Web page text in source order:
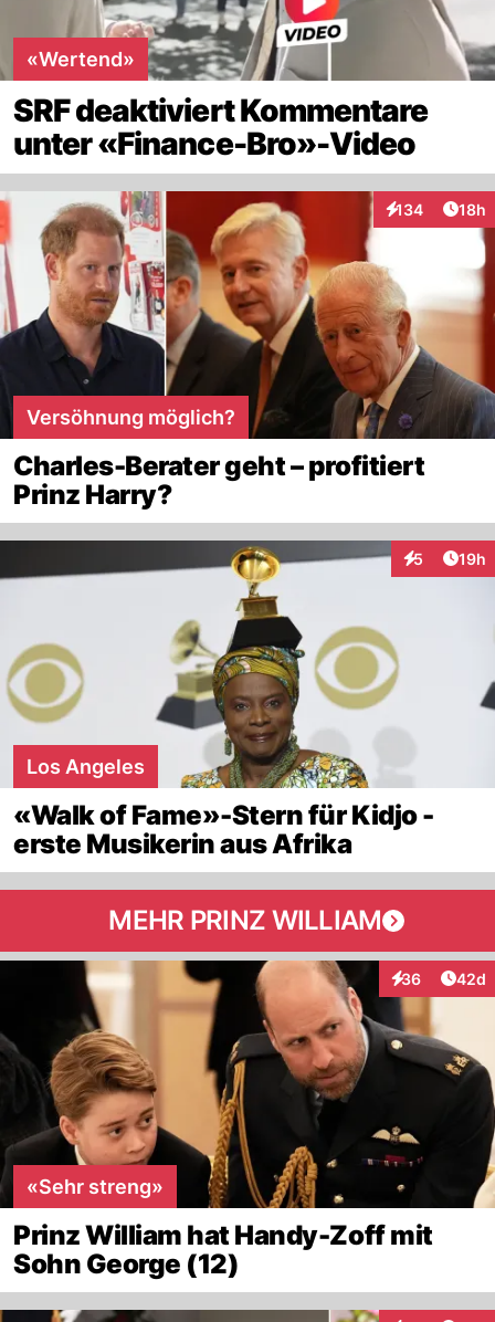
«Wertend»
SRF deaktiviert Kommentare
unter «Finance-Bro»-Video
134
Interaktionen
18h
Versöhnung möglich?
Charles-Berater geht – profitiert
Prinz Harry?
5
Interaktionen
19h
Los Angeles
«Walk of Fame»-Stern für Kidjo -
erste Musikerin aus Afrika
MEHR PRINZ WILLIAM
36
Interaktionen
42d
«Sehr streng»
Prinz William hat Handy-Zoff mit
Sohn George (12)